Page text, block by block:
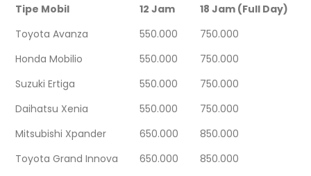
Tipe Mobil 12 Jam
18 Jam (Full Day)
Toyota Avanza
550.000
750.000
Honda Mobilio
550.000
750.000
Suzuki Ertiga
550.000
750.000
Daihatsu Xenia
550.000
750.000
Mitsubishi Xpander
650.000
850.000
Toyota Grand Innova
650.000
850.000